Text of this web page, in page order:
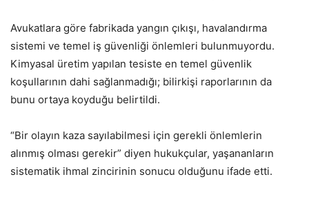
Avukatlara göre fabrikada yangın çıkışı, havalandırma
sistemi ve temel iş güvenliği önlemleri bulunmuyordu.
Kimyasal üretim yapılan tesiste en temel güvenlik
koşullarının dahi sağlanmadığı; bilirkişi raporlarının da
bunu ortaya koyduğu belirtildi.
“Bir olayın kaza sayılabilmesi için gerekli önlemlerin
alınmış olması gerekir” diyen hukukçular, yaşananların
sistematik ihmal zincirinin sonucu olduğunu ifade etti.